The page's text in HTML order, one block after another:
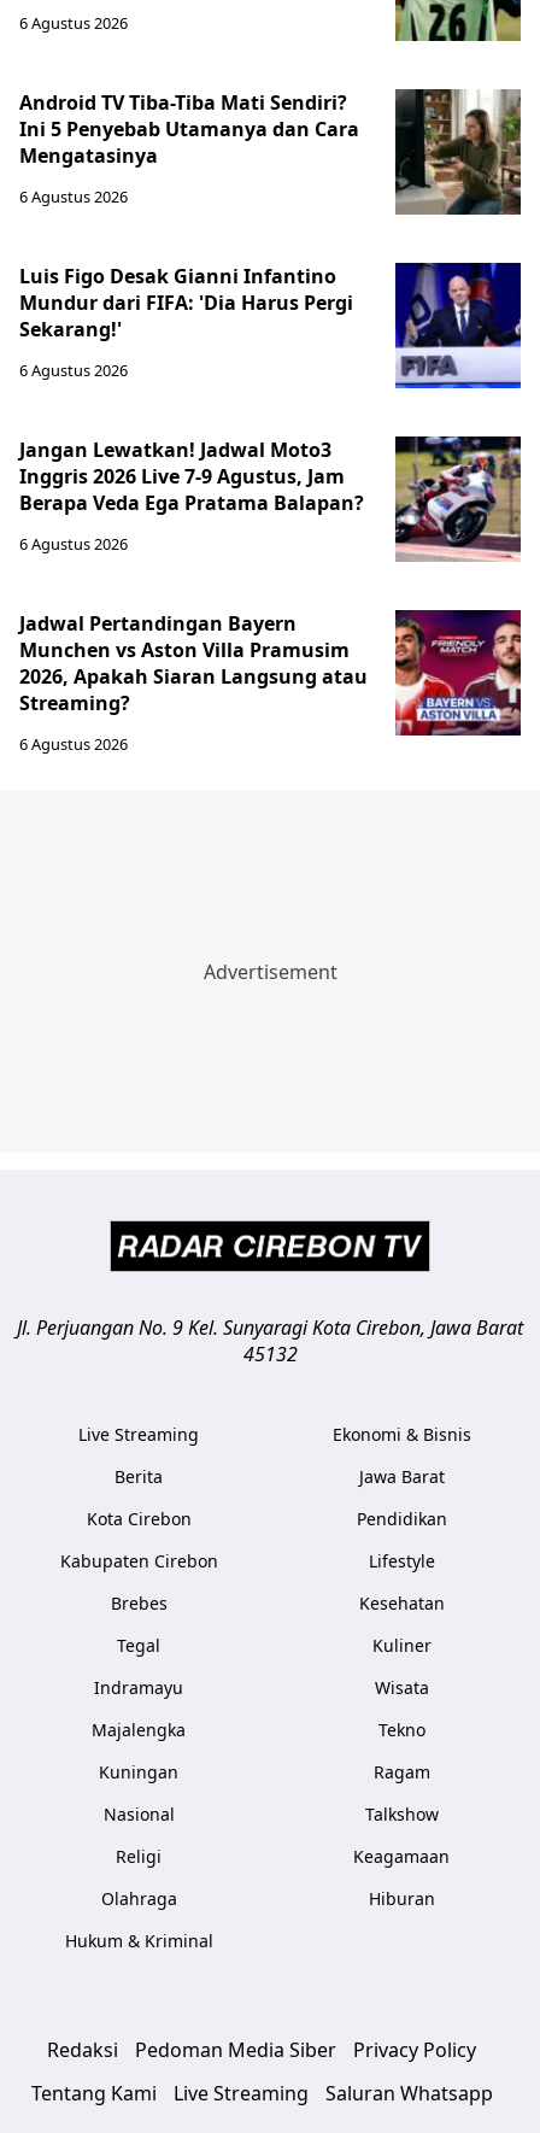
6 Agustus 2026
Android TV Tiba-Tiba Mati Sendiri?
Ini 5 Penyebab Utamanya dan Cara
Mengatasinya
6 Agustus 2026
Luis Figo Desak Gianni Infantino
Mundur dari FIFA: 'Dia Harus Pergi
Sekarang!'
6 Agustus 2026
Jangan Lewatkan! Jadwal Moto3
Inggris 2026 Live 7-9 Agustus, Jam
Berapa Veda Ega Pratama Balapan?
6 Agustus 2026
Jadwal Pertandingan Bayern
Munchen vs Aston Villa Pramusim
2026, Apakah Siaran Langsung atau
Streaming?
6 Agustus 2026
Jl. Perjuangan No. 9 Kel. SunyaragiKota Cirebon, Jawa Barat
45132
Live Streaming
Berita
Kota Cirebon
Kabupaten Cirebon
Brebes
Tegal
Indramayu
Majalengka
Kuningan
Nasional
Religi
Olahraga
Hukum & Kriminal
Ekonomi & Bisnis
Jawa Barat
Pendidikan
Lifestyle
Kesehatan
Kuliner
Wisata
Tekno
Ragam
Talkshow
Keagamaan
Hiburan
Redaksi Pedoman Media Siber
Privacy Policy
Tentang Kami
Live Streaming Saluran Whatsapp